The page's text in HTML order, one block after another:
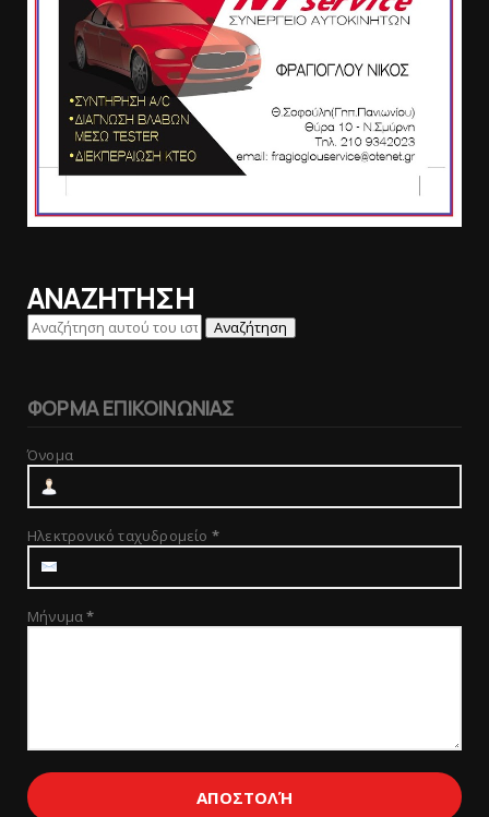
ΑΝΑΖΗΤΗΣΗ
ΦΟΡΜΑ ΕΠΙΚΟΙΝΩΝΙΑΣ
Όνομα
Ηλεκτρονικό ταχυδρομείο *
Μήνυμα*